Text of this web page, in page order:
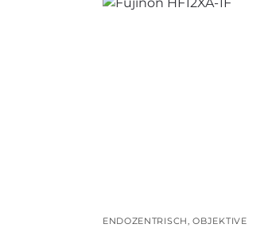
ENDOZENTRISCH,OBJEKTIVE